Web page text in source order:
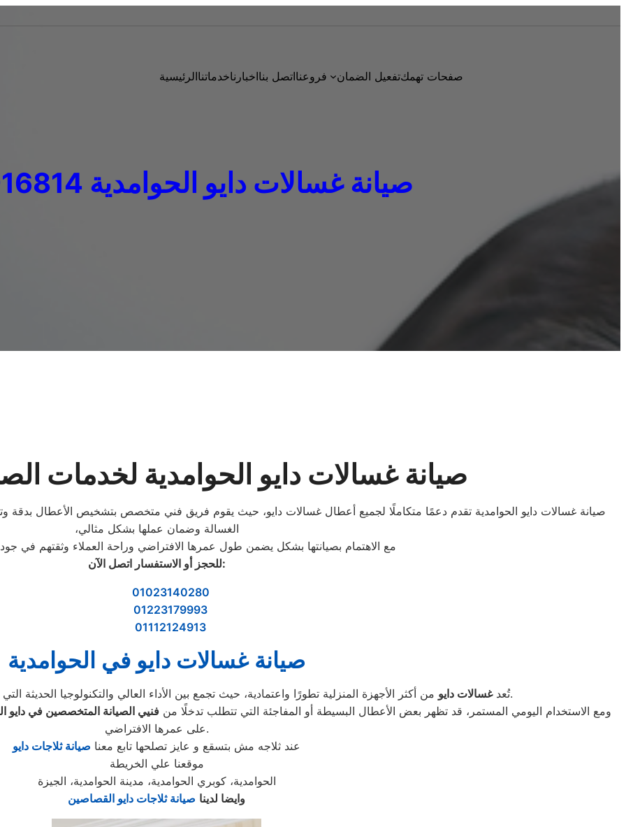
الرئيسيةخدماتنااخبارنااتصل بنافروعنا تفعيل الضمانصفحات تهمك
صيانة غسالات دايو الحوامدية 01010916814
صيانة غسالات دايو الحوامدية لخدمات
صيانة غسالات دايو الحوامدية تقدم دعمًا متكاملًا لجميع أعطال غسالات دايو، حيث يقوم فريق فني متخصص بتشخيص الأعطال بدقة
الغسالة وضمان عملها بشكل مثالي،
مع الاهتمام بصيانتها بشكل يضمن طول عمرها الافتراضي وراحة العملاء وثقتهم في
للحجز أو الاستفسار اتصل الآن:
01023140280
01223179993
01112124913
صيانة غسالات دايو في الحوامدية
تُعدغسالات دايو
من أكثر الأجهزة المنزلية تطورًا واعتمادية، حيث تجمع بين الأداء العالي والتكنولوجيا الحديثة التي تسهّل عملية الغسيل وتوفر الوقت والمجهود.
ومع الاستخدام اليومي المستمر، قد تظهر بعض الأعطال البسيطة أو المفاجئة التي تتطلب تدخلًا منفنيي الصيانة المتخصصين في دايو
على عمرها الافتراضي.
عند ثلاجه مش بتسقع و عايز تصلحها تابع معنا صيانة ثلاجات دايو
موقعنا علي الخريطة
الحوامدية، كوبري الحوامدية، مدينة الحوامدية، الجيزة
وايضا لدينا صيانة ثلاجات دايو القصاصين